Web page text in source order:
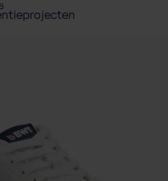
installateur